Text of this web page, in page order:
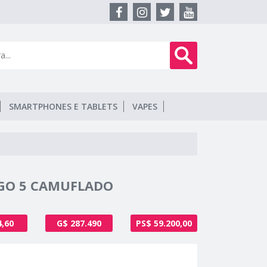
SMARTPHONES E TABLETS VAPES
5 CAMUFLADO
G$ 287.490 PS$ 59.200,00